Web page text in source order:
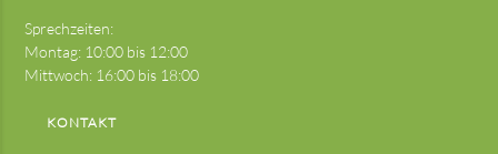
Sprechzeiten:
Montag: 10:00 bis 12:00
Mittwoch: 16:00 bis 18:00
KONTAKT